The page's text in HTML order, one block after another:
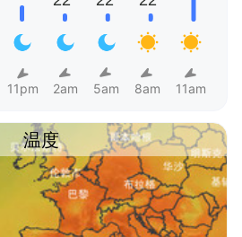
11pm 2am 5am 8am 11am
温度